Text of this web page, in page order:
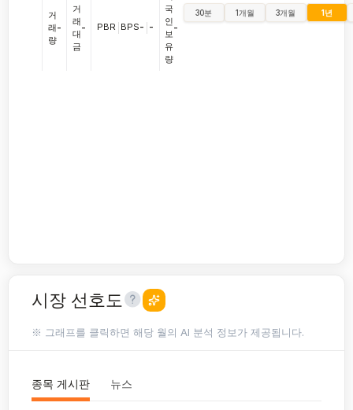
거
래
량
-
거
래
대
금
- PBR BPS- -
국
인
보
유
량
-
30분 1개월 3개월 1년
시장 선호도
※ 그래프를 클릭하면 해당 월의 AI 분석 정보가 제공됩니다.
종목 게시판 뉴스